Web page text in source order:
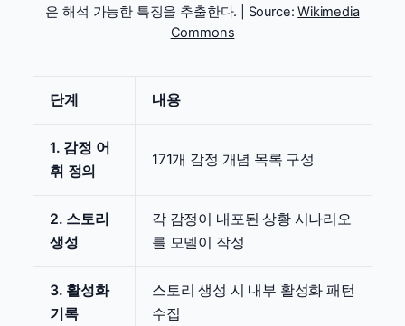
은 해석 가능한 특징을 추출한다. | Source:Wikimedia
Commons
단계 내용
1. 감정 어
휘 정의
171개 감정 개념 목록 구성
2. 스토리
생성
각 감정이 내포된 상황 시나리오
를 모델이 작성
3. 활성화
기록
스토리 생성 시 내부 활성화 패턴
수집